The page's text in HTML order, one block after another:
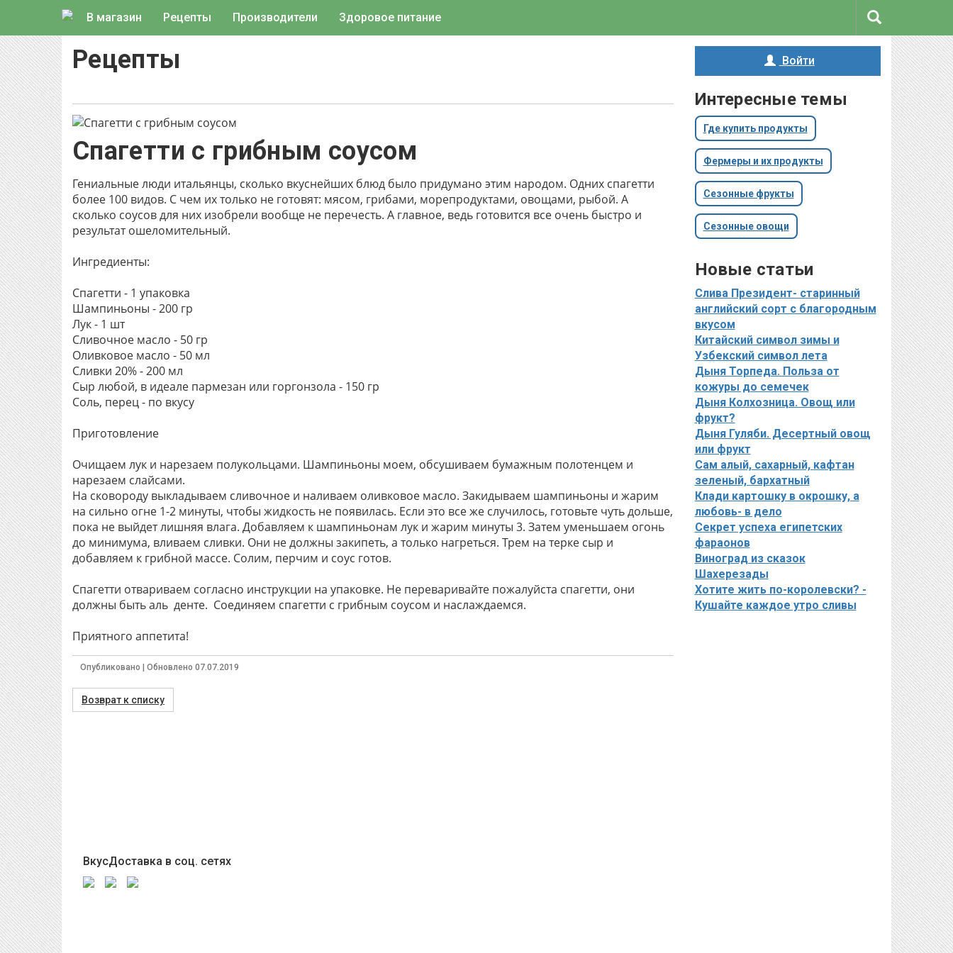
В магазин Рецепты Производители Здоровое питание
Войти
Интересные темы
Где купить продукты
Фермеры и их продукты
Сезонные фрукты
Сезонные овощи
Новые статьи
Слива Президент- старинный
английский сорт с благородным
вкусом
Китайский символ зимы и
Узбекский символ лета
Дыня Торпеда. Польза от
кожуры до семечек
Дыня Колхозница. Овощ или
фрукт?
Дыня Гуляби. Десертный овощ
или фрукт
Сам алый, сахарный, кафтан
зеленый, бархатный
Клади картошку в окрошку, а
любовь- в дело
Секрет успеха египетских
фараонов
Виноград из сказок
Шахерезады
Хотите жить по-королевски? -
Кушайте каждое утро сливы
Рецепты
Спагетти с грибным соусом
Гениальные люди итальянцы, сколько вкуснейших блюд было придумано этим народом. Одних спагетти
более 100 видов. С чем их только не готовят: мясом, грибами, морепродуктами, овощами, рыбой. А
сколько соусов для них изобрели вообще не перечесть. А главное, ведь готовится все очень быстро и
результат ошеломительный.
Ингредиенты:
Спагетти - 1 упаковка
Шампиньоны - 200 гр
Лук - 1 шт
Сливочное масло - 50 гр
Оливковое масло - 50 мл
Сливки 20% - 200 мл
Сыр любой, в идеале пармезан или горгонзола - 150 гр
Соль, перец - по вкусу
Приготовление
Очищаем лук и нарезаем полукольцами. Шампиньоны моем, обсушиваем бумажным полотенцем и
нарезаем слайсами.
На сковороду выкладываем сливочное и наливаем оливковое масло. Закидываем шампиньоны и жарим
на сильно огне 1-2 минуты, чтобы жидкость не появилась. Если это все же случилось, готовьте чуть дольше,
пока не выйдет лишняя влага. Добавляем к шампиньонам лук и жарим минуты 3. Затем уменьшаем огонь
до минимума, вливаем сливки. Они не должны закипеть, а только нагреться. Трем на терке сыр и
добавляем к грибной массе. Солим, перчим и соус готов.
Спагетти отвариваем согласно инструкции на упаковке. Не переваривайте пожалуйста спагетти, они
должны быть аль денте. Соединяем спагетти с грибным соусом и наслаждаемся.
Приятного аппетита!
Опубликовано | Обновлено 07.07.2019
Возврат к списку
ВкусДоставка в соц. сетях